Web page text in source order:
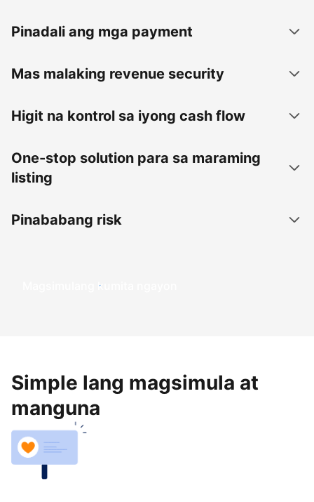
Pinadali ang mga payment
Mas malaking revenue security
Higit na kontrol sa iyong cash flow
One-stop solution para sa maraming
listing
Pinababang risk
Magsimulang kumita ngayon
Simple lang magsimula at
manguna